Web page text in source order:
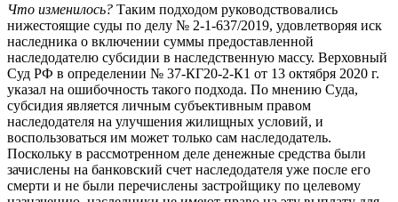
Что изменилось? Таким подходом руководствовались
нижестоящие суды по делу № 2-1-637/2019, удовлетворяя иск
наследника о включении суммы предоставленной
наследодателю субсидии в наследственную массу. Верховный
Суд РФ в определении № 37-КГ20-2-К1 от 13 октября 2020 г.
указал на ошибочность такого подхода. По мнению Суда,
субсидия является личным субъективным правом
наследодателя на улучшения жилищных условий, и
воспользоваться им может только сам наследодатель.
Поскольку в рассмотренном деле денежные средства были
зачислены на банковский счет наследодателя уже после его
смерти и не были перечислены застройщику по целевому